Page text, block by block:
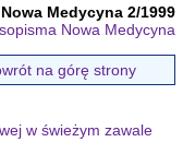
Nowa Medycyna 2/1999
Nowa Medycyna
na górę strony
w świeżym zawale